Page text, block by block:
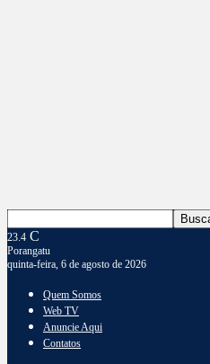
23.4 C
Porangatu
quinta-feira, 6 de agosto de 2026
Quem Somos
Web TV
Anuncie Aqui
Contatos